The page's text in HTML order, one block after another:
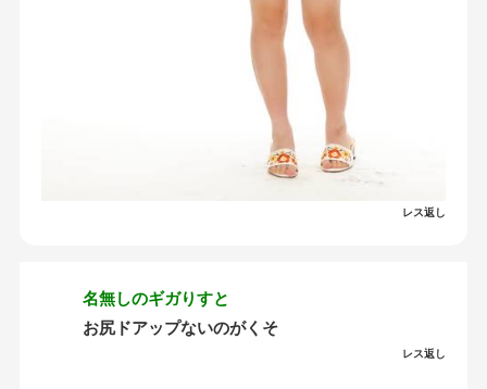
レス返し
名無しのギガりすと
お尻ドアップないのがくそ
レス返し